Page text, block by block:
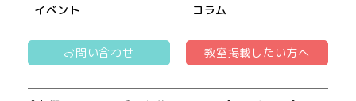
イベント コラム
お問い合わせ 教室掲載したい方へ